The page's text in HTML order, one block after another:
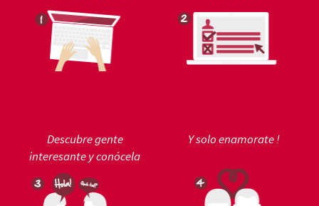
Descubre gente
interesante y conócela
Y solo enamorate !